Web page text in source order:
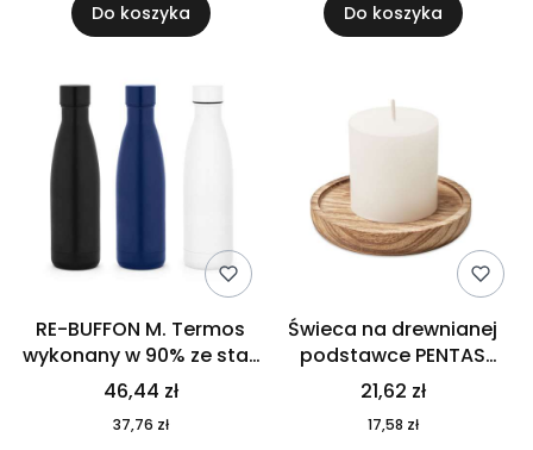
Do koszyka Do koszyka
RE-BUFFON M. Termos
wykonany w 90% ze stali
nierdzewnej
pochodzącej z
recyklingu 520 ml 94294
46,44 zł
37,76 zł
Świeca na drewnianej
podstawce PENTAS
MO6282-40
21,62 zł
17,58 zł